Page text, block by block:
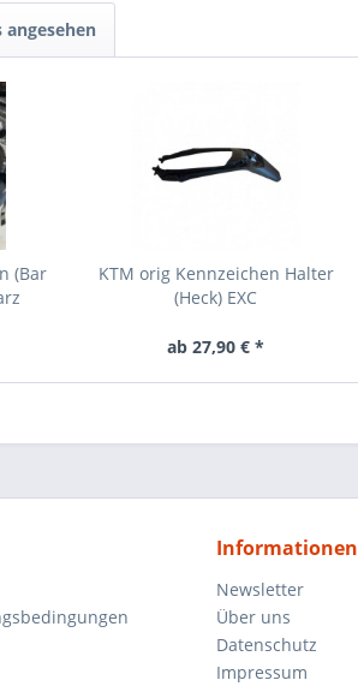
angesehen
(Bar
KTM orig Kennzeichen Halter
(Heck) EXC
ab 27,90 € *
Informationen
Newsletter
Über uns
Datenschutz
Impressum